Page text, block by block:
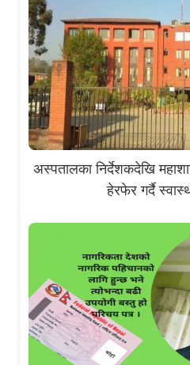
अस्पतालका निर्देशकदेखि
हेरफेर गर्दै